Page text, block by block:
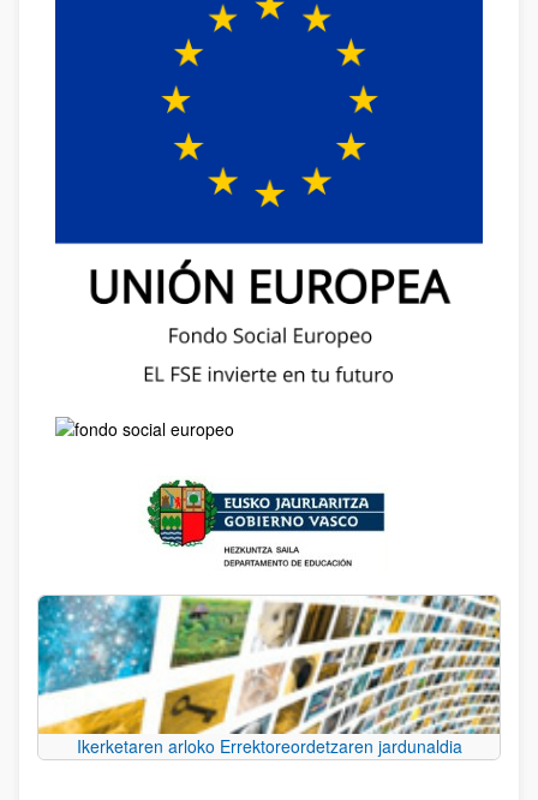
Ikerketaren arloko Errektoreordetzaren jardunaldia